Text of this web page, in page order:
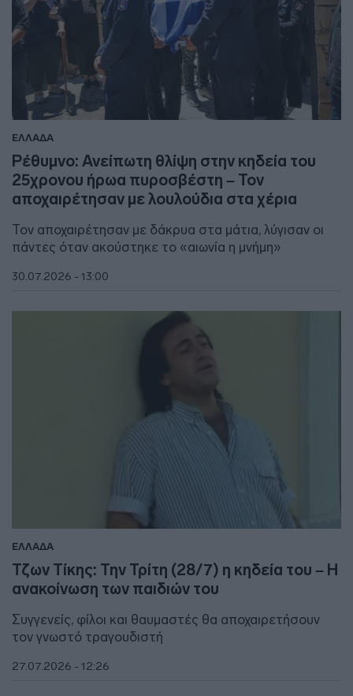
ΕΛΛΑΔΑ
Ρέθυμνο: Ανείπωτη θλίψη στην κηδεία του
25χρονου ήρωα πυροσβέστη – Τον
αποχαιρέτησαν με λουλούδια στα χέρια
Τον αποχαιρέτησαν με δάκρυα στα μάτια, λύγισαν οι
πάντες όταν ακούστηκε το «αιωνία η μνήμη»
30.07.2026 - 13:00
ΕΛΛΑΔΑ
Τζων Τίκης: Την Τρίτη (28/7) η κηδεία του – Η
ανακοίνωση των παιδιών του
Συγγενείς, φίλοι και θαυμαστές θα αποχαιρετήσουν
τον γνωστό τραγουδιστή
27.07.2026 - 12:26